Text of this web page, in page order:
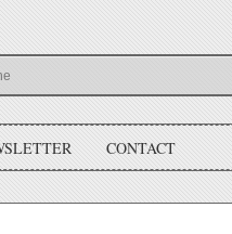
CONTACT